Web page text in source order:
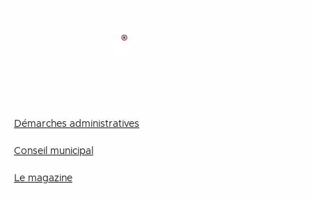
Démarches administratives
Conseil municipal
Le magazine